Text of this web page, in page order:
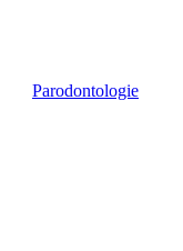
Parodontologie